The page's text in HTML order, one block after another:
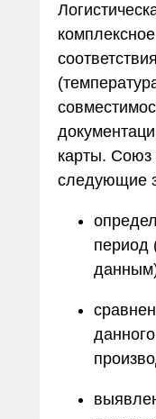
карты. Союз
следующие
период